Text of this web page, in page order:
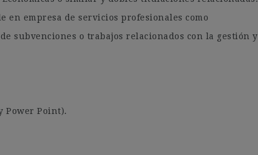
en empresa de servicios profesionales como
subvenciones o trabajos relacionados con la gestión y
Power Point).